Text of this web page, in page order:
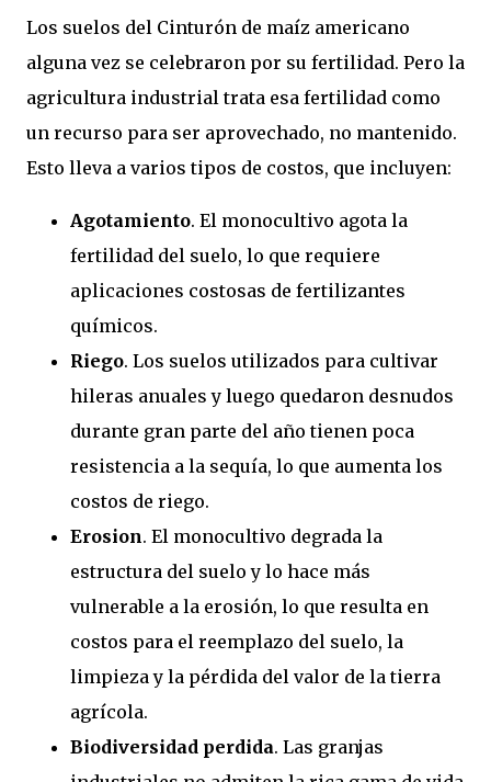
Los suelos del Cinturón de maíz americano
alguna vez se celebraron por su fertilidad. Pero la
agricultura industrial trata esa fertilidad como
un recurso para ser aprovechado, no mantenido.
Esto lleva a varios tipos de costos, que incluyen:
Agotamiento. El monocultivo agota la
fertilidad del suelo, lo que requiere
aplicaciones costosas de fertilizantes
químicos.
Riego. Los suelos utilizados para cultivar
hileras anuales y luego quedaron desnudos
durante gran parte del año tienen poca
resistencia a la sequía, lo que aumenta los
costos de riego.
Erosion. El monocultivo degrada la
estructura del suelo y lo hace más
vulnerable a la erosión, lo que resulta en
costos para el reemplazo del suelo, la
limpieza y la pérdida del valor de la tierra
agrícola.
Biodiversidad perdida. Las granjas